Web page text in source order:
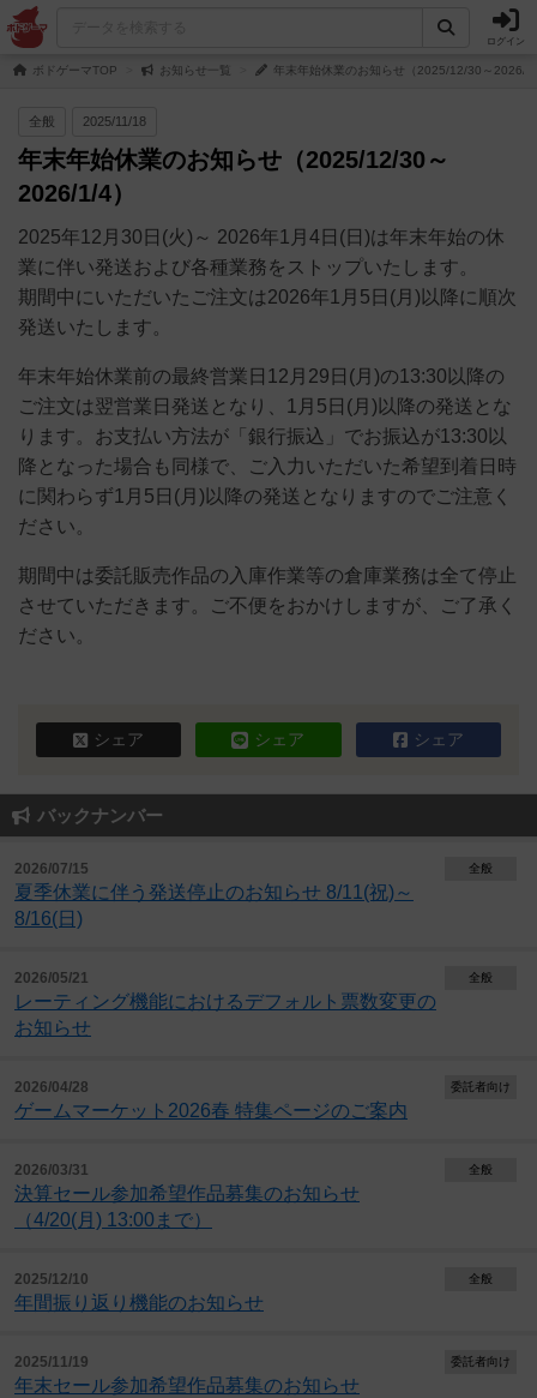
ログイン
ボドゲーマTOP お知らせ一覧 年末年始休業のお知らせ（2025/12/30～2026/
全般 2025/11/18
年末年始休業のお知らせ（2025/12/30～
2026/1/4）
2025年12月30日(火)～ 2026年1月4日(日)は年末年始の休
業に伴い発送および各種業務をストップいたします。
期間中にいただいたご注文は2026年1月5日(月)以降に順次
発送いたします。
年末年始休業前の最終営業日12月29日(月)の13:30以降の
ご注文は翌営業日発送となり、1月5日(月)以降の発送とな
ります。お支払い方法が「銀行振込」でお振込が13:30以
降となった場合も同様で、ご入力いただいた希望到着日時
に関わらず1月5日(月)以降の発送となりますのでご注意く
ださい。
期間中は委託販売作品の入庫作業等の倉庫業務は全て停止
させていただきます。ご不便をおかけしますが、ご了承く
ださい。
シェア シェア シェア
バックナンバー
全般
2026/07/15
夏季休業に伴う発送停止のお知らせ 8/11(祝)～
8/16(日)
全般
2026/05/21
レーティング機能におけるデフォルト票数変更の
お知らせ
委託者向け
2026/04/28
ゲームマーケット2026春 特集ページのご案内
全般
2026/03/31
決算セール参加希望作品募集のお知らせ
（4/20(月) 13:00まで）
全般
2025/12/10
年間振り返り機能のお知らせ
委託者向け
2025/11/19
年末セール参加希望作品募集のお知らせ